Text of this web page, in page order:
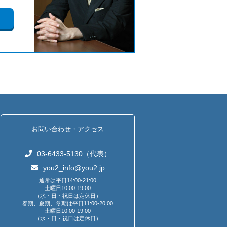
お問い合わせ・アクセス
03-6433-5130（代表）
you2_info@you2.jp
通常は平日14:00-21:00
土曜日10:00-19:00
（水・日・祝日は定休日）
春期、夏期、冬期は平日11:00-20:00
土曜日10:00-19:00
（水・日・祝日は定休日）